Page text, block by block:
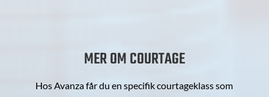
MER OM COURTAGE
Hos Avanza får du en specifik courtageklass som